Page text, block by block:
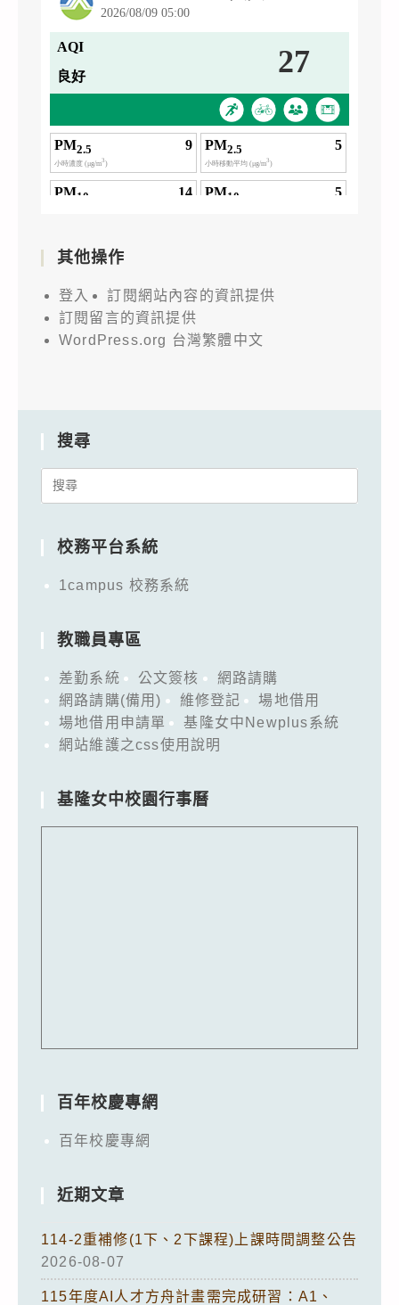
其他操作
登入
訂閱網站內容的資訊提供
訂閱留言的資訊提供
WordPress.org 台灣繁體中文
搜尋
Search
校務平台系統
1campus 校務系統
教職員專區
差勤系統 公文簽核
網路請購
網路請購(備用)
維修登記
場地借用
場地借用申請單
基隆女中Newplus系統
網站維護之css使用說明
基隆女中校園行事曆
百年校慶專網
百年校慶專網
近期文章
114-2重補修(1下、2下課程)上課時間調整公告
2026-08-07
115年度AI人才方舟計畫需完成研習：A1、